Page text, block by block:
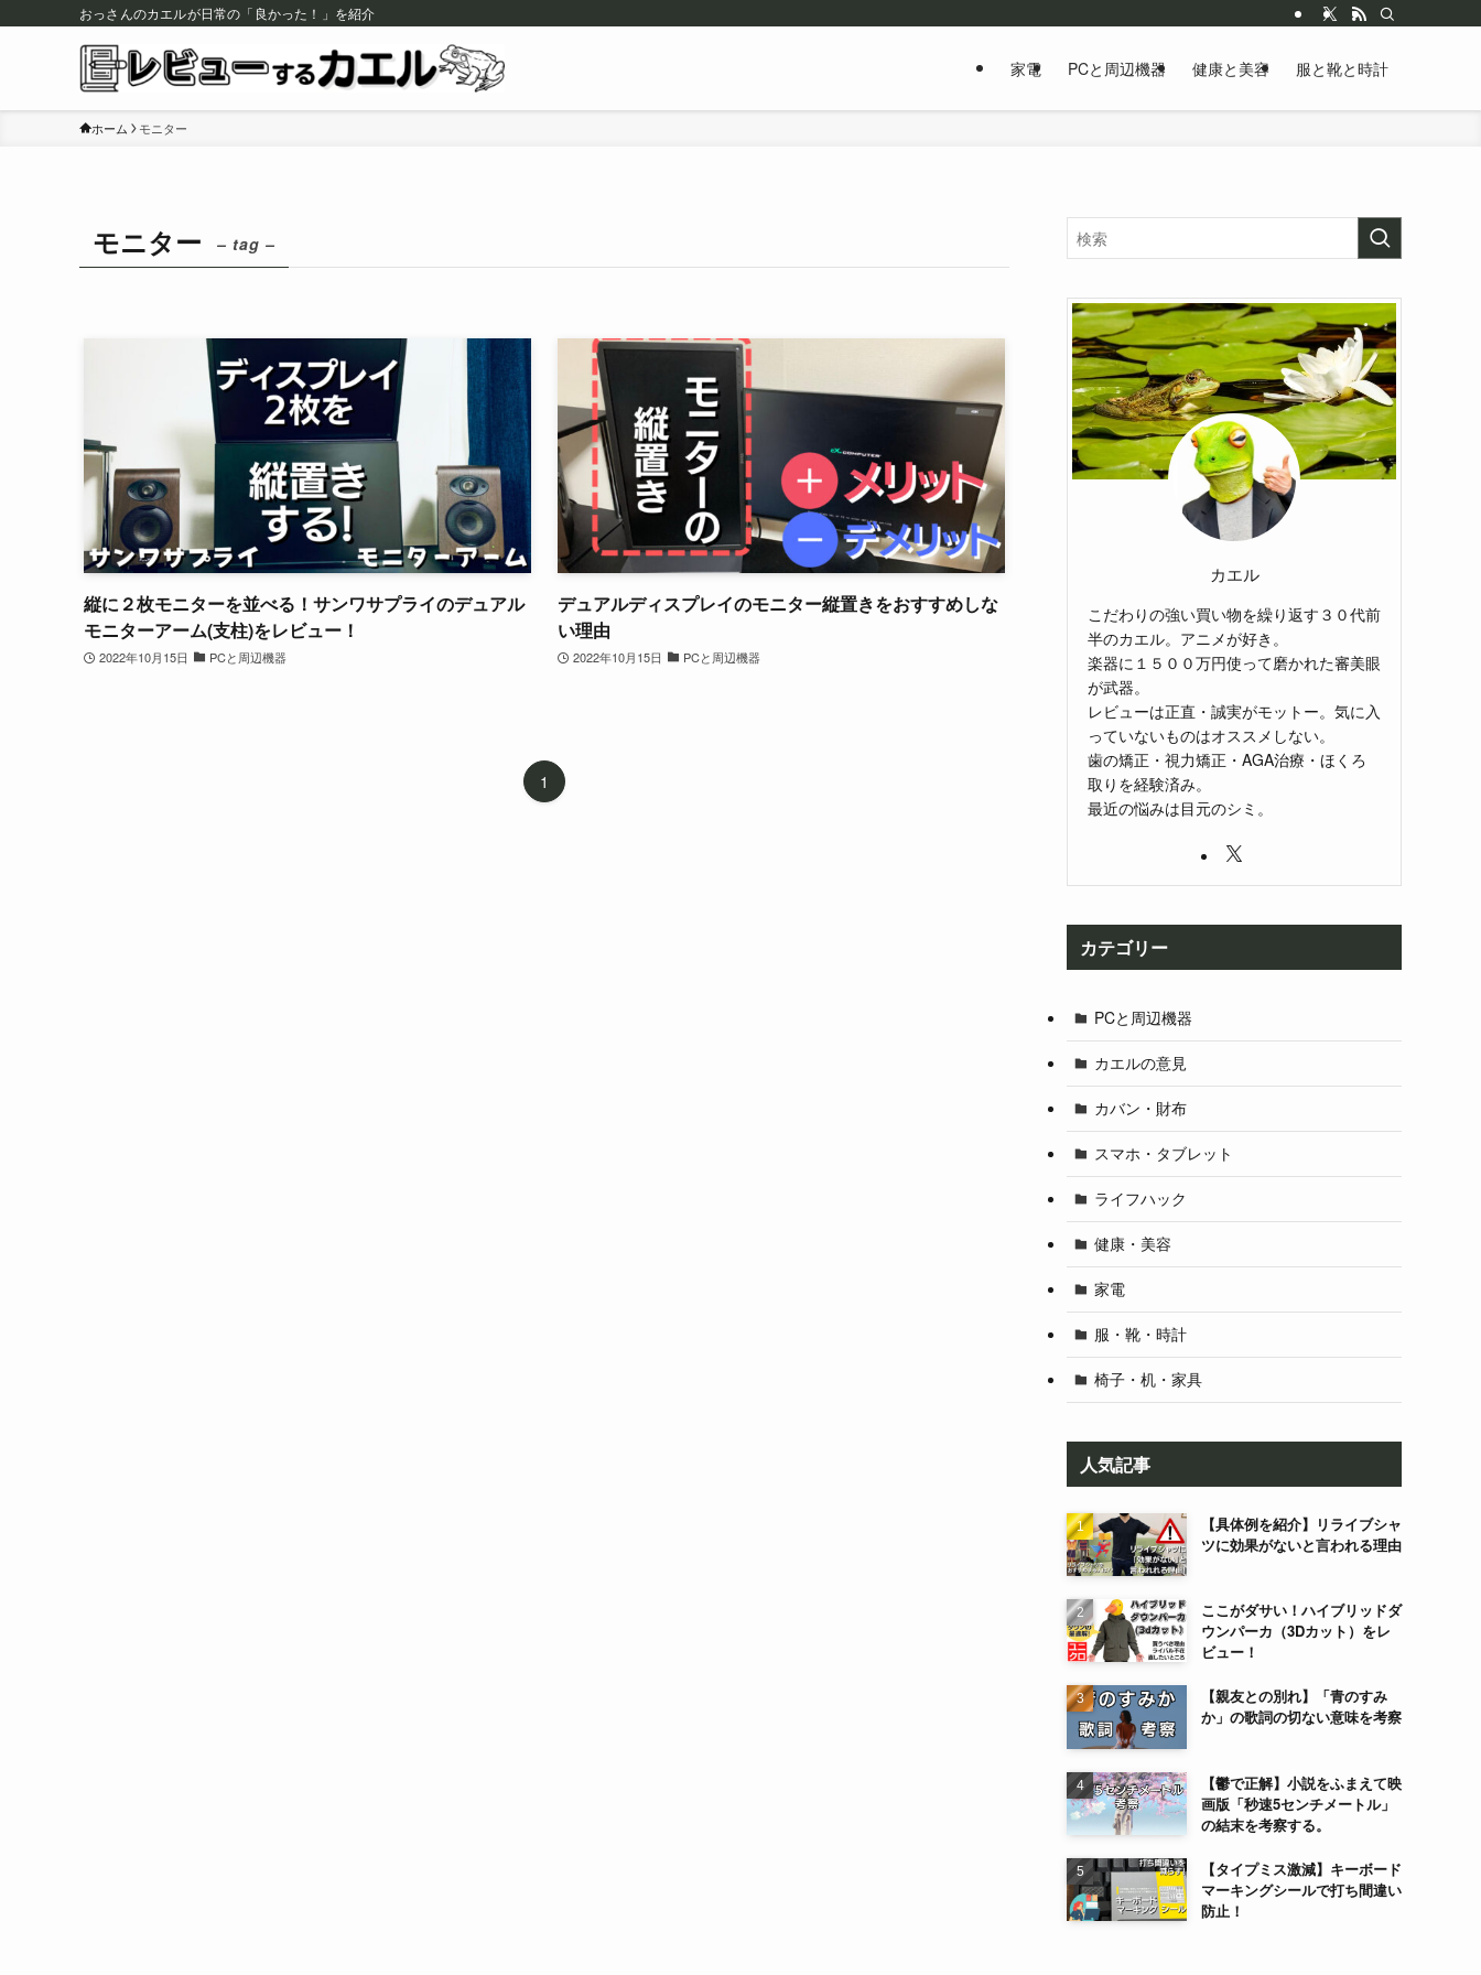
おっさんのカエルが日常の「良かった！」を紹介
家電 PCと周辺機器 健康と美容 服と靴と時計
ホーム モニター
モニター – tag –
縦に２枚モニターを並べる！サンワサプライのデュアル
モニターアーム(支柱)をレビュー！
2022年10月15日 PCと周辺機器
デュアルディスプレイのモニター縦置きをおすすめしな
い理由
2022年10月15日 PCと周辺機器
1
カエル
こだわりの強い買い物を繰り返す３０代前
半のカエル。アニメが好き。
楽器に１５００万円使って磨かれた審美眼
が武器。
レビューは正直・誠実がモットー。気に入
っていないものはオススメしない。
歯の矯正・視力矯正・AGA治療・ほくろ
取りを経験済み。
最近の悩みは目元のシミ。
カテゴリー
PCと周辺機器
カエルの意見
カバン・財布
スマホ・タブレット
ライフハック
健康・美容
家電
服・靴・時計
椅子・机・家具
人気記事
【具体例を紹介】リライブシャ
ツに効果がないと言われる理由
ここがダサい！ハイブリッドダ
ウンパーカ（3Dカット）をレ
ビュー！
【親友との別れ】「青のすみ
か」の歌詞の切ない意味を考察
【鬱で正解】小説をふまえて映
画版「秒速5センチメートル」
の結末を考察する。
【タイプミス激減】キーボード
マーキングシールで打ち間違い
防止！